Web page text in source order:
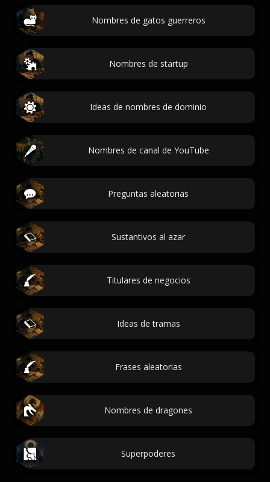
Nombres de gatos guerreros
Nombres de startup
Ideas de nombres de dominio
Nombres de canal de YouTube
Preguntas aleatorias
Sustantivos al azar
Titulares de negocios
Ideas de tramas
Frases aleatorias
Nombres de dragones
Superpoderes